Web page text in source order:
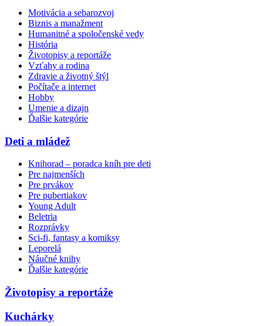
Motivácia a sebarozvoj
Biznis a manažment
Humanitné a spoločenské vedy
História
Životopisy a reportáže
Vzťahy a rodina
Zdravie a životný štýl
Počítače a internet
Hobby
Umenie a dizajn
Ďalšie kategórie
Deti a mládež
Knihorad – poradca kníh pre deti
Pre najmenších
Pre prvákov
Pre pubertiakov
Young Adult
Beletria
Rozprávky
Sci-fi, fantasy a komiksy
Leporelá
Náučné knihy
Ďalšie kategórie
Životopisy a reportáže
Kuchárky